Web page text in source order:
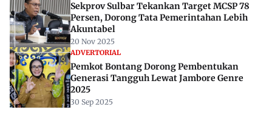
Sekprov Sulbar Tekankan Target MCSP 78
Persen, Dorong Tata Pemerintahan Lebih
Akuntabel
20 Nov 2025
ADVERTORIAL
Pemkot Bontang Dorong Pembentukan
Generasi Tangguh Lewat Jambore Genre
2025
30 Sep 2025